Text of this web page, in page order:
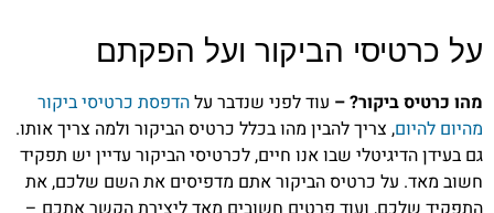
על כרטיסי הביקור ועל הפקתם
מהו כרטיס ביקור? – עוד לפני שנדבר עלהדפסת כרטיסי ביקור
מהיום להיום, צריך להבין מהו בכלל כרטיס הביקור ולמה צריך אותו.
גם בעידן הדיגיטלי שבו אנו חיים, לכרטיסי הביקור עדיין יש תפקיד
חשוב מאד. על כרטיס הביקור אתם מדפיסים את השם שלכם, את